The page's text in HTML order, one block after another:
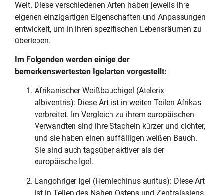
Welt. Diese verschiedenen Arten haben jeweils ihre
eigenen einzigartigen Eigenschaften und Anpassungen
entwickelt, um in ihren spezifischen Lebensräumen zu
überleben.
Im Folgenden werden einige der
bemerkenswertesten Igelarten vorgestellt:
Afrikanischer Weißbauchigel (Atelerix
albiventris): Diese Art ist in weiten Teilen Afrikas
verbreitet. Im Vergleich zu ihrem europäischen
Verwandten sind ihre Stacheln kürzer und dichter,
und sie haben einen auffälligen weißen Bauch.
Sie sind auch tagsüber aktiver als der
europäische Igel.
Langohriger Igel (Hemiechinus auritus): Diese Art
ist in Teilen des Nahen Ostens und Zentralasiens